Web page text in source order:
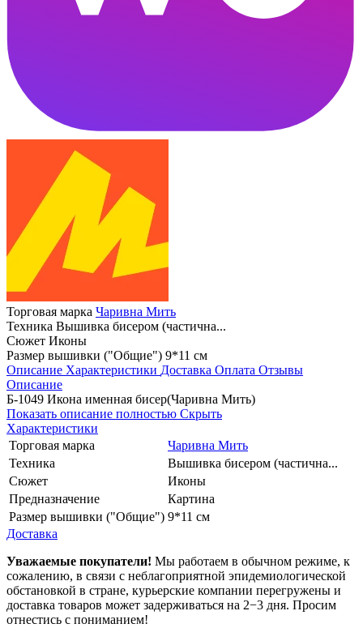
Торговая марка Чаривна Мить
Техника Вышивка бисером (частична...
Сюжет Иконы
Размер вышивки ("Общие") 9*11 см
Описание Характеристики Доставка Оплата Отзывы
Описание
Б-1049 Икона именная бисер(Чаривна Мить)
Показать описание полностью Скрыть
Характеристики
Торговая марка
Чаривна Мить
Техника
Вышивка бисером (частична...
Сюжет
Иконы
Предназначение
Картина
Размер вышивки ("Общие") 9*11 см
Доставка
Уважаемые покупатели! Мы работаем в обычном режиме, к
сожалению, в связи с неблагоприятной эпидемиологической
обстановкой в стране, курьерские компании перегружены и
доставка товаров может задерживаться на 2−3 дня. Просим
отнестись с пониманием!